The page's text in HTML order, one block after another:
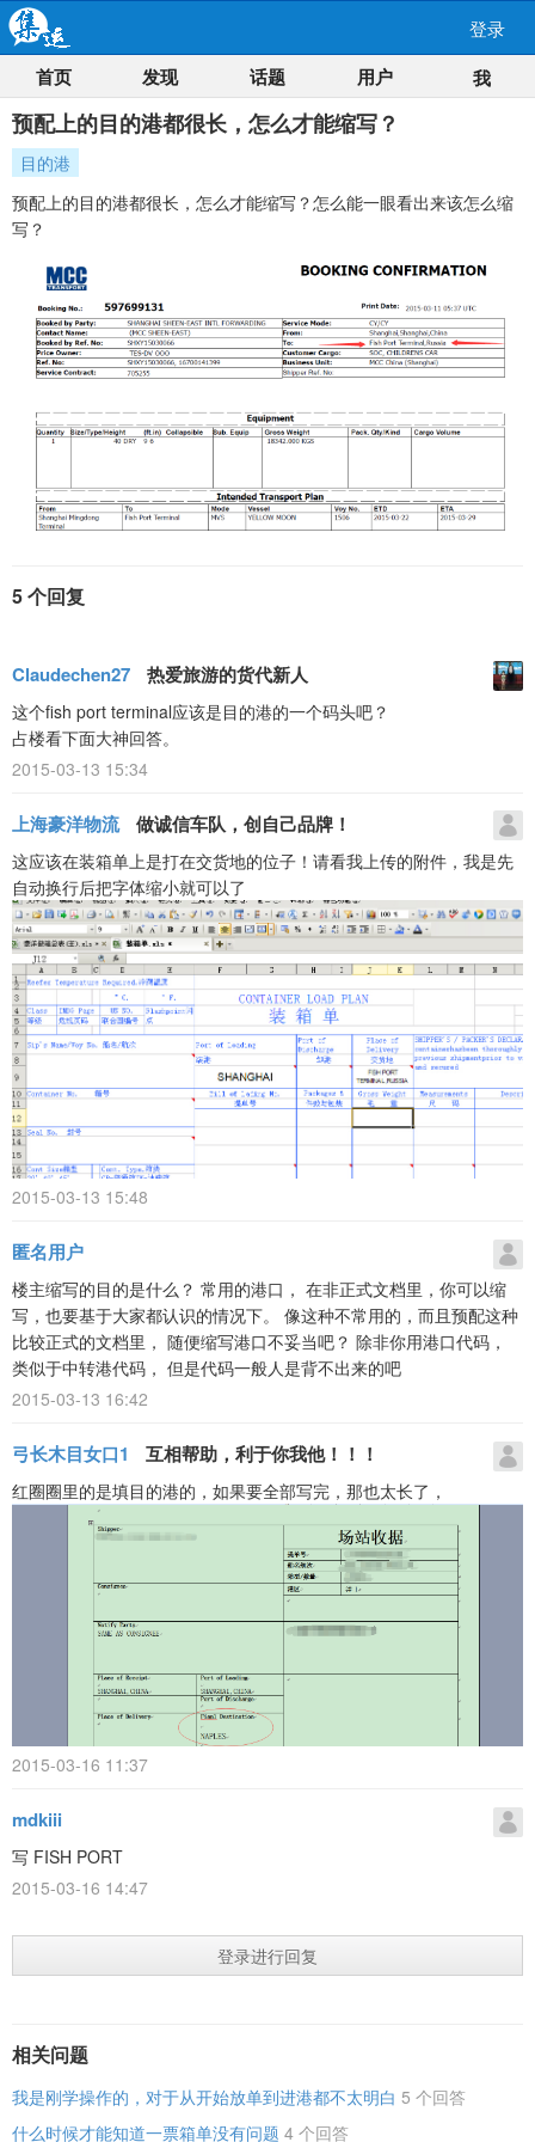
登录
首页 发现 话题 用户 我
预配上的目的港都很长，怎么才能缩写？
目的港
预配上的目的港都很长，怎么才能缩写？怎么能一眼看出来该怎么缩
写？
5 个回复
Claudechen27 热爱旅游的货代新人
这个fish port terminal应该是目的港的一个码头吧？
占楼看下面大神回答。
2015-03-13 15:34
上海豪洋物流 做诚信车队，创自己品牌！
这应该在装箱单上是打在交货地的位子！请看我上传的附件，我是先
自动换行后把字体缩小就可以了
2015-03-13 15:48
匿名用户
楼主缩写的目的是什么？ 常用的港口， 在非正式文档里，你可以缩
写，也要基于大家都认识的情况下。 像这种不常用的，而且预配这种
比较正式的文档里， 随便缩写港口不妥当吧？ 除非你用港口代码，
类似于中转港代码， 但是代码一般人是背不出来的吧
2015-03-13 16:42
弓长木目女口1 互相帮助，利于你我他！！！
红圈圈里的是填目的港的，如果要全部写完，那也太长了，
2015-03-16 11:37
mdkiii
写 FISH PORT
2015-03-16 14:47
登录进行回复
相关问题
我是刚学操作的，对于从开始放单到进港都不太明白 5 个回答
什么时候才能知道一票箱单没有问题 4 个回答